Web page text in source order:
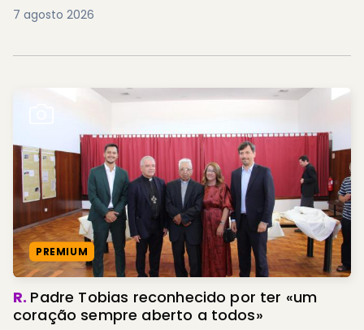
7 agosto 2026
PREMIUM
R. Padre Tobias reconhecido por ter «um
coração sempre aberto a todos»